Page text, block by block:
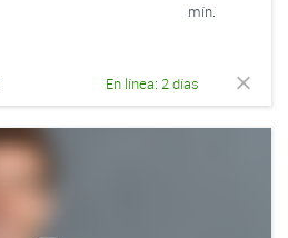
mín.
En línea: 2 días